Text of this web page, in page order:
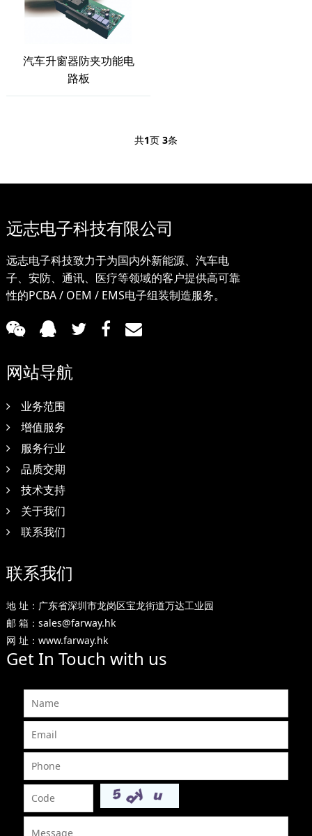
汽车升窗器防夹功能电
路板
共1页 3条
远志电子科技有限公司
远志电子科技致力于为国内外新能源、汽车电
子、安防、通讯、医疗等领域的客户提供高可靠
性的PCBA / OEM / EMS电子组装制造服务。
网站导航
业务范围
增值服务
服务行业
品质交期
技术支持
关于我们
联系我们
联系我们
地 址：广东省深圳市龙岗区宝龙街道万达工业园
邮 箱：sales@farway.hk
网 址：www.farway.hk
Get In Touch with us